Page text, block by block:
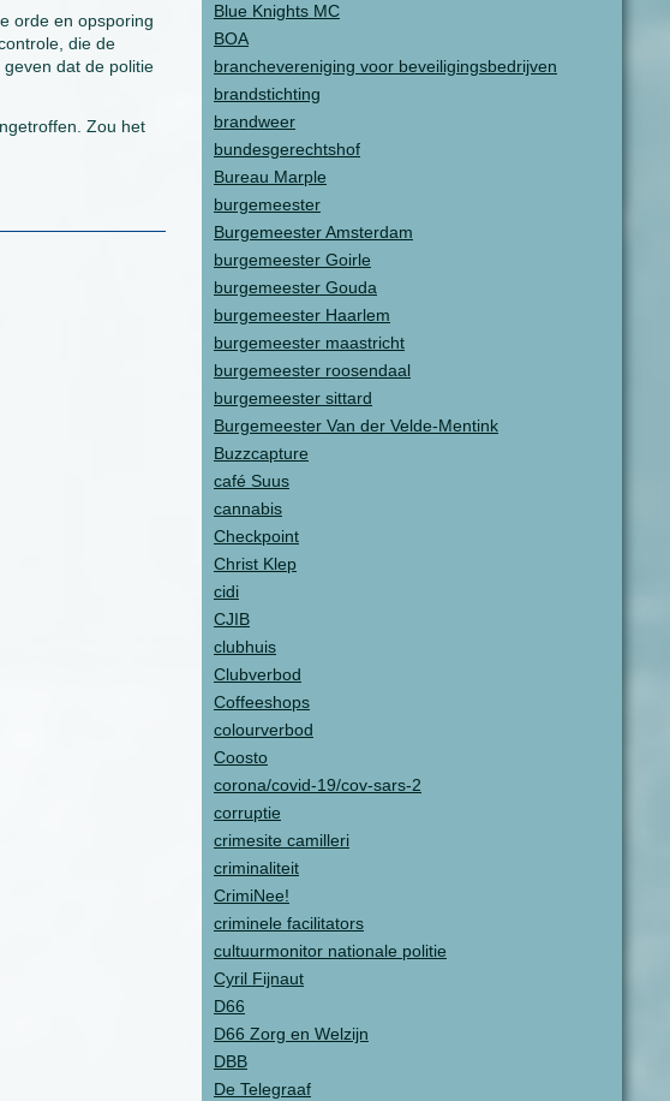
Blue Knights MC
BOA
branchevereniging voor beveiligingsbedrijven
brandstichting
brandweer
bundesgerechtshof
Bureau Marple
burgemeester
Burgemeester Amsterdam
burgemeester Goirle
burgemeester Gouda
burgemeester Haarlem
burgemeester maastricht
burgemeester roosendaal
burgemeester sittard
Burgemeester Van der Velde-Mentink
Buzzcapture
café Suus
cannabis
Checkpoint
Christ Klep
cidi
CJIB
clubhuis
Clubverbod
Coffeeshops
colourverbod
Coosto
corona/covid-19/cov-sars-2
corruptie
crimesite camilleri
criminaliteit
CrimiNee!
criminele facilitators
cultuurmonitor nationale politie
Cyril Fijnaut
D66
D66 Zorg en Welzijn
DBB
De Telegraaf
orde en opsporing
die de
dat de politie
Zou het